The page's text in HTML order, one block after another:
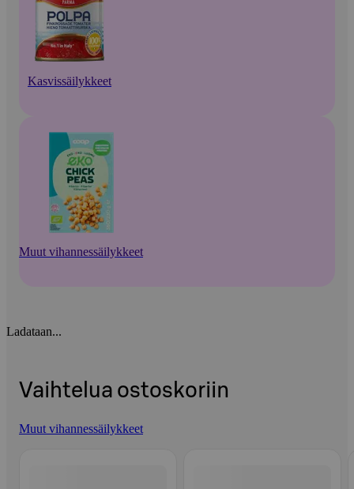
Kasvissäilykkeet
Muut vihannessäilykkeet
Ladataan...
Vaihtelua ostoskoriin
Muut vihannessäilykkeet